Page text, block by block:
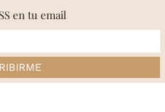
un bosque frente al lago
en tu email